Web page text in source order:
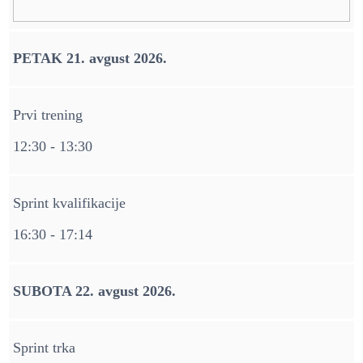
PETAK 21. avgust 2026.
Prvi trening
12:30 - 13:30
Sprint kvalifikacije
16:30 - 17:14
SUBOTA 22. avgust 2026.
Sprint trka